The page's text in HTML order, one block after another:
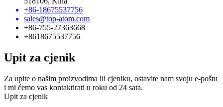
+86-18675537756
sales@top-atom.com
+86-755-27363668
+8618675537756
Upit za cjenik
Za upite o našim proizvodima ili cjeniku, ostavite nam svoju e-poštu
i mi ćemo vas kontaktirati u roku od 24 sata.
Upit za cjenik